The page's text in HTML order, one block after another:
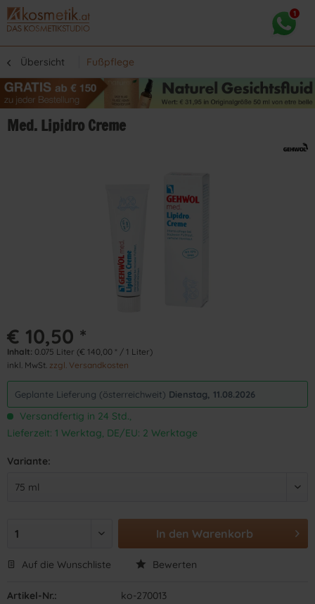
Übersicht Fußpflege
Med. Lipidro Creme
€ 10,50 *
Inhalt: 0.075 Liter (€ 140,00 * / 1 Liter)
inkl. MwSt. zzgl. Versandkosten
Geplante Lieferung (österreichweit) Dienstag, 11.08.2026
Versandfertig in 24 Std.,
Lieferzeit: 1 Werktag, DE/EU: 2 Werktage
Variante:
In den Warenkorb
Auf die Wunschliste Bewerten
Artikel-Nr.:
ko-270013